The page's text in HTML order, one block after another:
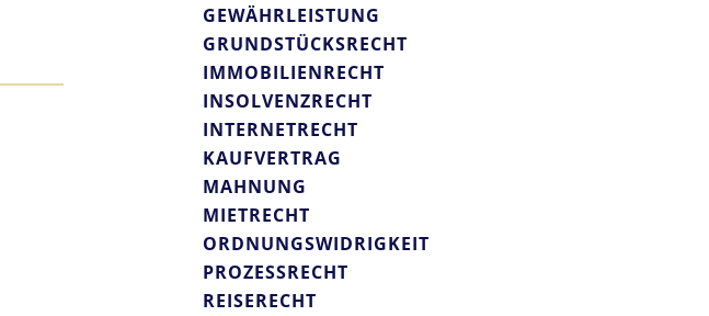
GEWÄHRLEISTUNG
GRUNDSTÜCKSRECHT
IMMOBILIENRECHT
INSOLVENZRECHT
INTERNETRECHT
KAUFVERTRAG
MAHNUNG
MIETRECHT
ORDNUNGSWIDRIGKEIT
PROZESSRECHT
REISERECHT